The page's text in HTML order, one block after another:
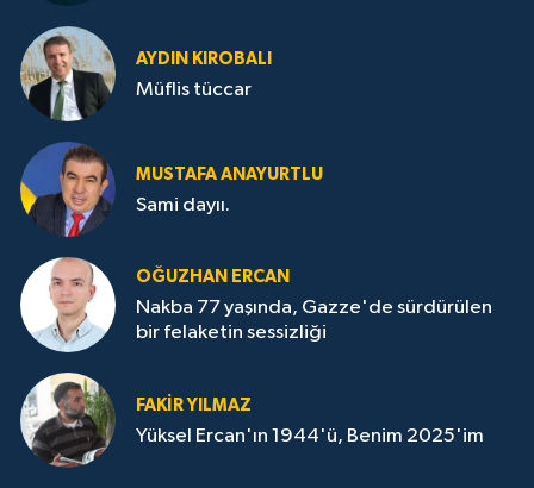
AYDIN KIROBALI
Müflis tüccar
MUSTAFA ANAYURTLU
Sami dayıı.
OĞUZHAN ERCAN
Nakba 77 yaşında, Gazze'de sürdürülen
bir felaketin sessizliği
FAKİR YILMAZ
Yüksel Ercan'ın 1944'ü, Benim 2025'im